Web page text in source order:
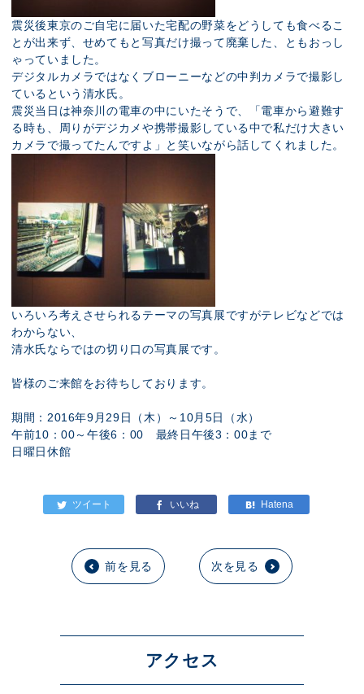
震災後東京のご自宅に届いた宅配の野菜をどうしても食べるこ
とが出来ず、せめてもと写真だけ撮って廃棄した、ともおっし
ゃっていました。
デジタルカメラではなくブローニーなどの中判カメラで撮影し
ているという清水氏。
震災当日は神奈川の電車の中にいたそうで、「電車から避難す
る時も、周りがデジカメや携帯撮影している中で私だけ大きい
カメラで撮ってたんですよ」と笑いながら話してくれました。
いろいろ考えさせられるテーマの写真展ですがテレビなどでは
わからない、
清水氏ならではの切り口の写真展です。
皆様のご来館をお待ちしております。
期間：2016年9月29日（木）～10月5日（水）
午前10：00～午後6：00 最終日午後3：00まで
日曜日休館
前を見る 次を見る
アクセス